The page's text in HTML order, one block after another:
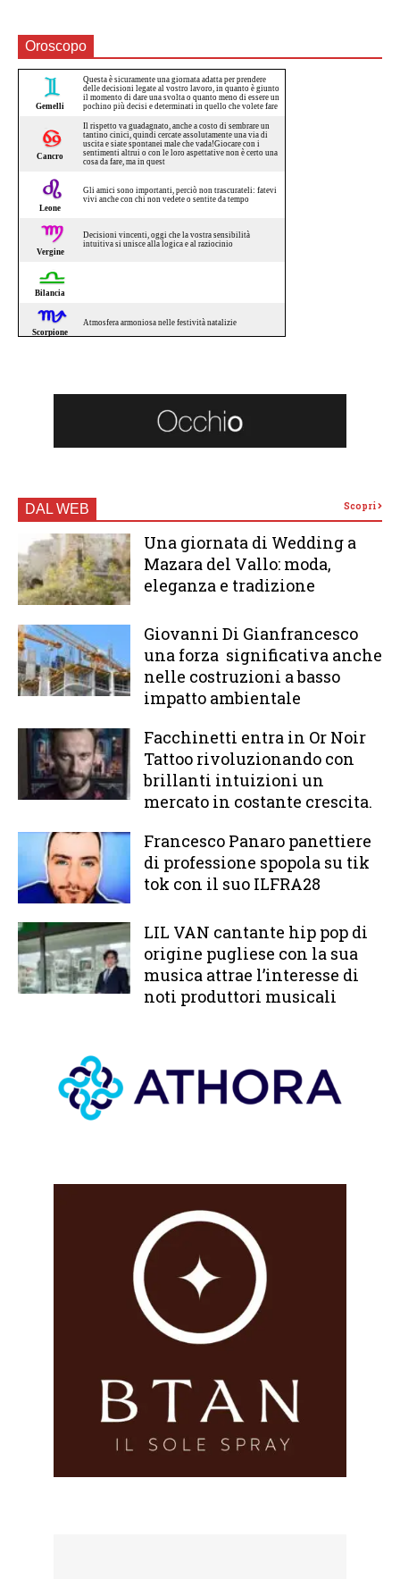
Oroscopo
DAL WEB Scopri
Una giornata di Wedding a
Mazara del Vallo: moda,
eleganza e tradizione
Giovanni Di Gianfrancesco
una forza significativa anche
nelle costruzioni a basso
impatto ambientale
Facchinetti entra in Or Noir
Tattoo rivoluzionando con
brillanti intuizioni un
mercato in costante crescita.
Francesco Panaro panettiere
di professione spopola su tik
tok con il suo ILFRA28
LIL VAN cantante hip pop di
origine pugliese con la sua
musica attrae l’interesse di
noti produttori musicali